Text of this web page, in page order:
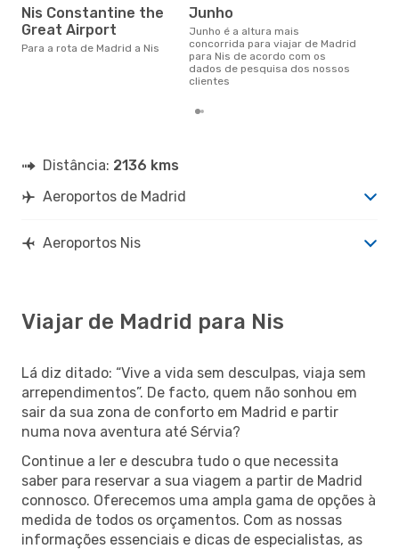
Nis Constantine the
Great Airport
Para a rota de Madrid a Nis
junho
junho é a altura mais
concorrida para viajar de Madrid
para Nis de acordo com os
dados de pesquisa dos nossos
clientes
Distância: 2136 kms
Aeroportos de Madrid
Aeroportos Nis
Viajar de Madrid para Nis
Lá diz ditado: “Vive a vida sem desculpas, viaja sem
arrependimentos”. De facto, quem não sonhou em
sair da sua zona de conforto em Madrid e partir
numa nova aventura até Sérvia?
Continue a ler e descubra tudo o que necessita
saber para reservar a sua viagem a partir de Madrid
connosco. Oferecemos uma ampla gama de opções à
medida de todos os orçamentos. Com as nossas
informações essenciais e dicas de especialistas, as